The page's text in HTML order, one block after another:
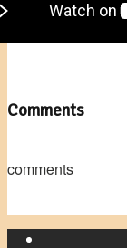
Comments
comments